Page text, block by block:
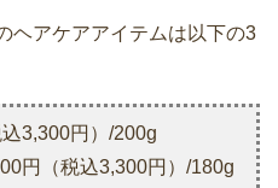
ヘアケアアイテムは以下の3
3,300円）/200g
円（税込3,300円）/180g